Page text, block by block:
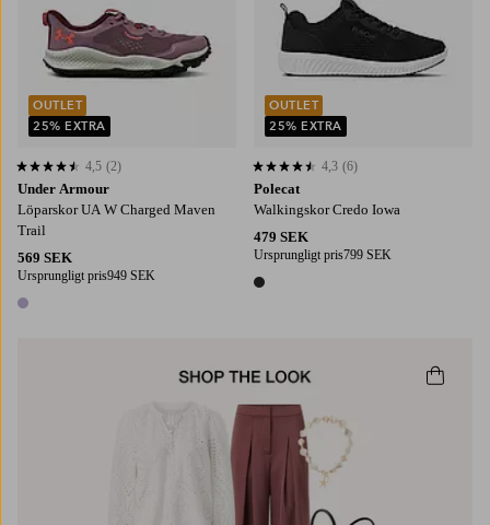
Under Armour
Löparskor UA W Charged Maven
Trail
569 SEK
Ursprungligt pris949 SEK
1 färg
4,5 baserat på 2 st betyg
4,5 (2)
OUTLET
25% EXTRA
Polecat
Walkingskor Credo Iowa
479 SEK
Ursprungligt pris799 SEK
1 färg
4,3 baserat på 6 st betyg
4,3 (6)
OUTLET
25% EXTRA